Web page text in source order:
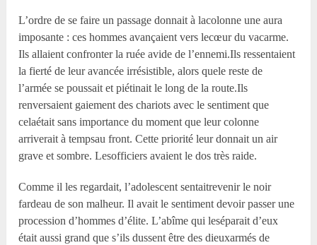
L’ordre de se faire un passage donnait à lacolonne une aura
imposante : ces hommes avançaient vers lecœur du vacarme.
Ils allaient confronter la ruée avide de l’ennemi.Ils ressentaient
la fierté de leur avancée irrésistible, alors quele reste de
l’armée se poussait et piétinait le long de la route.Ils
renversaient gaiement des chariots avec le sentiment que
celaétait sans importance du moment que leur colonne
arriverait à tempsau front. Cette priorité leur donnait un air
grave et sombre. Lesofficiers avaient le dos très raide.
Comme il les regardait, l’adolescent sentaitrevenir le noir
fardeau de son malheur. Il avait le sentiment devoir passer une
procession d’hommes d’élite. L’abîme qui leséparait d’eux
était aussi grand que s’ils dussent être des dieuxarmés de